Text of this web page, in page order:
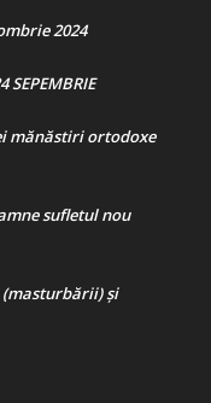
2024
SEPEMBRIE
mănăstiri ortodoxe
sufletul nou
şi